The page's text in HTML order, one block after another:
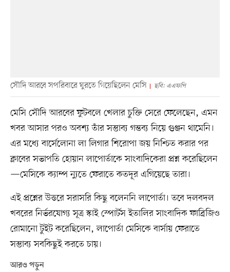
সৌদি আরবে সপরিবারে ঘুরতে গিয়েছিলেন মেসি ছবি: এএফপি
মেসি সৌদি আরবের ফুটবলে খেলার চুক্তি সেরে ফেলেছেন, এমন
খবর আসার পরও অবশ্য তাঁর সম্ভাব্য গন্তব্য নিয়ে গুঞ্জন থামেনি।
এর মধ্যে বার্সেলোনা লা লিগার শিরোপা জয় নিশ্চিত করার পর
ক্লাবের সভাপতি হোয়ান লাপোর্তাকে সাংবাদিকেরা প্রশ্ন করেছিলেন
—মেসিকে ক্যাম্প ন্যুতে ফেরাতে কতদূর এগিয়েছে তারা।
এই প্রশ্নের উত্তরে সরাসরি কিছু বলেননি লাপোর্তা। তবে দলবদল
খবরের নির্ভরযোগ্য সূত্র স্কাই স্পোর্টস ইতালির সাংবাদিক ফাব্রিজিও
রোমানো টুইট করেছিলেন, লাপোর্তা মেসিকে বার্সায় ফেরাতে
সম্ভাব্য সবকিছুই করতে চায়।
আরও পড়ুন